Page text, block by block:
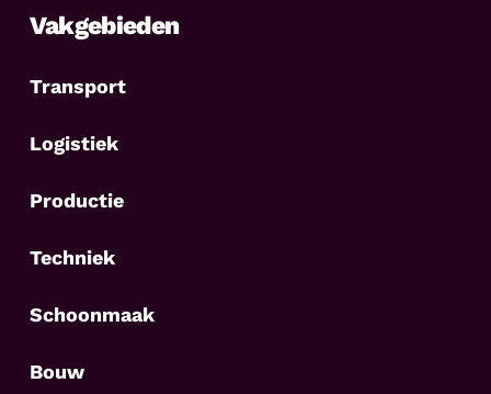
Vakgebieden
Transport
Logistiek
Productie
Techniek
Schoonmaak
Bouw